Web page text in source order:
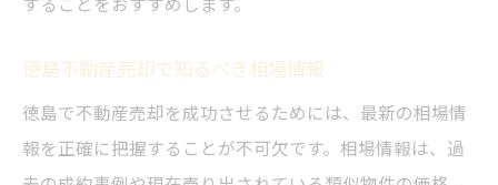
徳島不動産売却で知るべき相場情報
徳島で不動産売却を成功させるためには、最新の相場情
報を正確に把握することが不可欠です。相場情報は、過